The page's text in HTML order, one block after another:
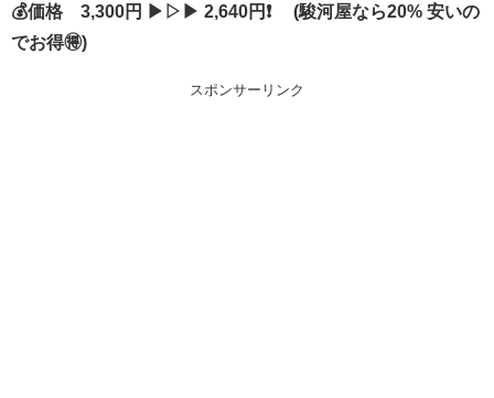
💰価格 3,300円 ▶▷▶ 2,640円❗ (駿河屋なら20% 安いの
でお得🉐)
スポンサーリンク